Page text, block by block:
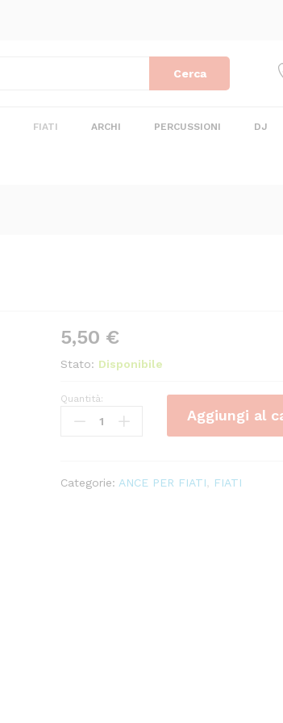
Cerca
FIATI ARCHI PERCUSSIONI DJ
5,50 €
Stato: Disponibile
ANCE
SAX
quantity
Quantità:
Aggiungi al
Categorie: ANCE PER FIATI FIATI